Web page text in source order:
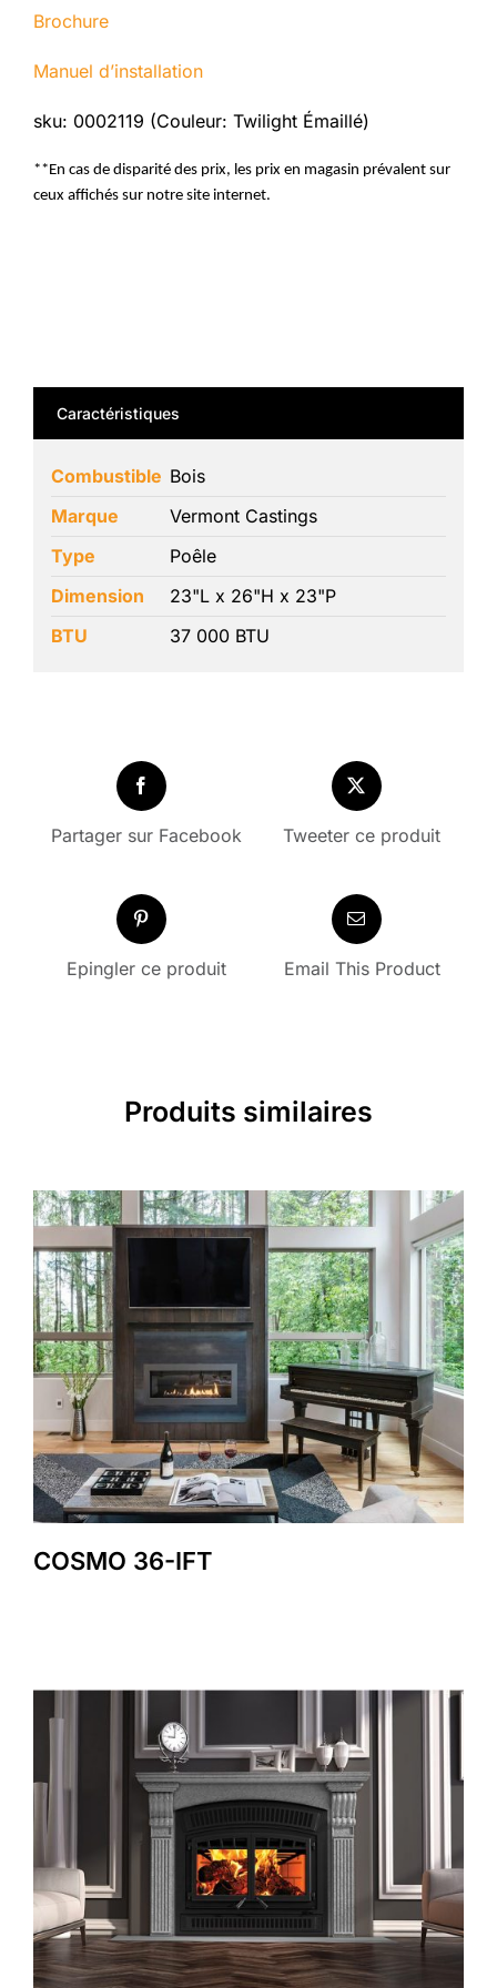
Brochure
Manuel d’installation
sku: 0002119 (Couleur: Twilight Émaillé)
**En cas de disparité des prix, les prix en magasin prévalent sur
ceux affichés sur notre site internet.
Caractéristiques
Combustible Bois
Marque
Vermont Castings
Type
Poêle
Dimension
23"L x 26"H x 23"P
BTU
37 000 BTU
Partager sur Facebook Tweeter ce produit
Epingler ce produit Email This Product
Produits similaires
COSMO 36-IFT